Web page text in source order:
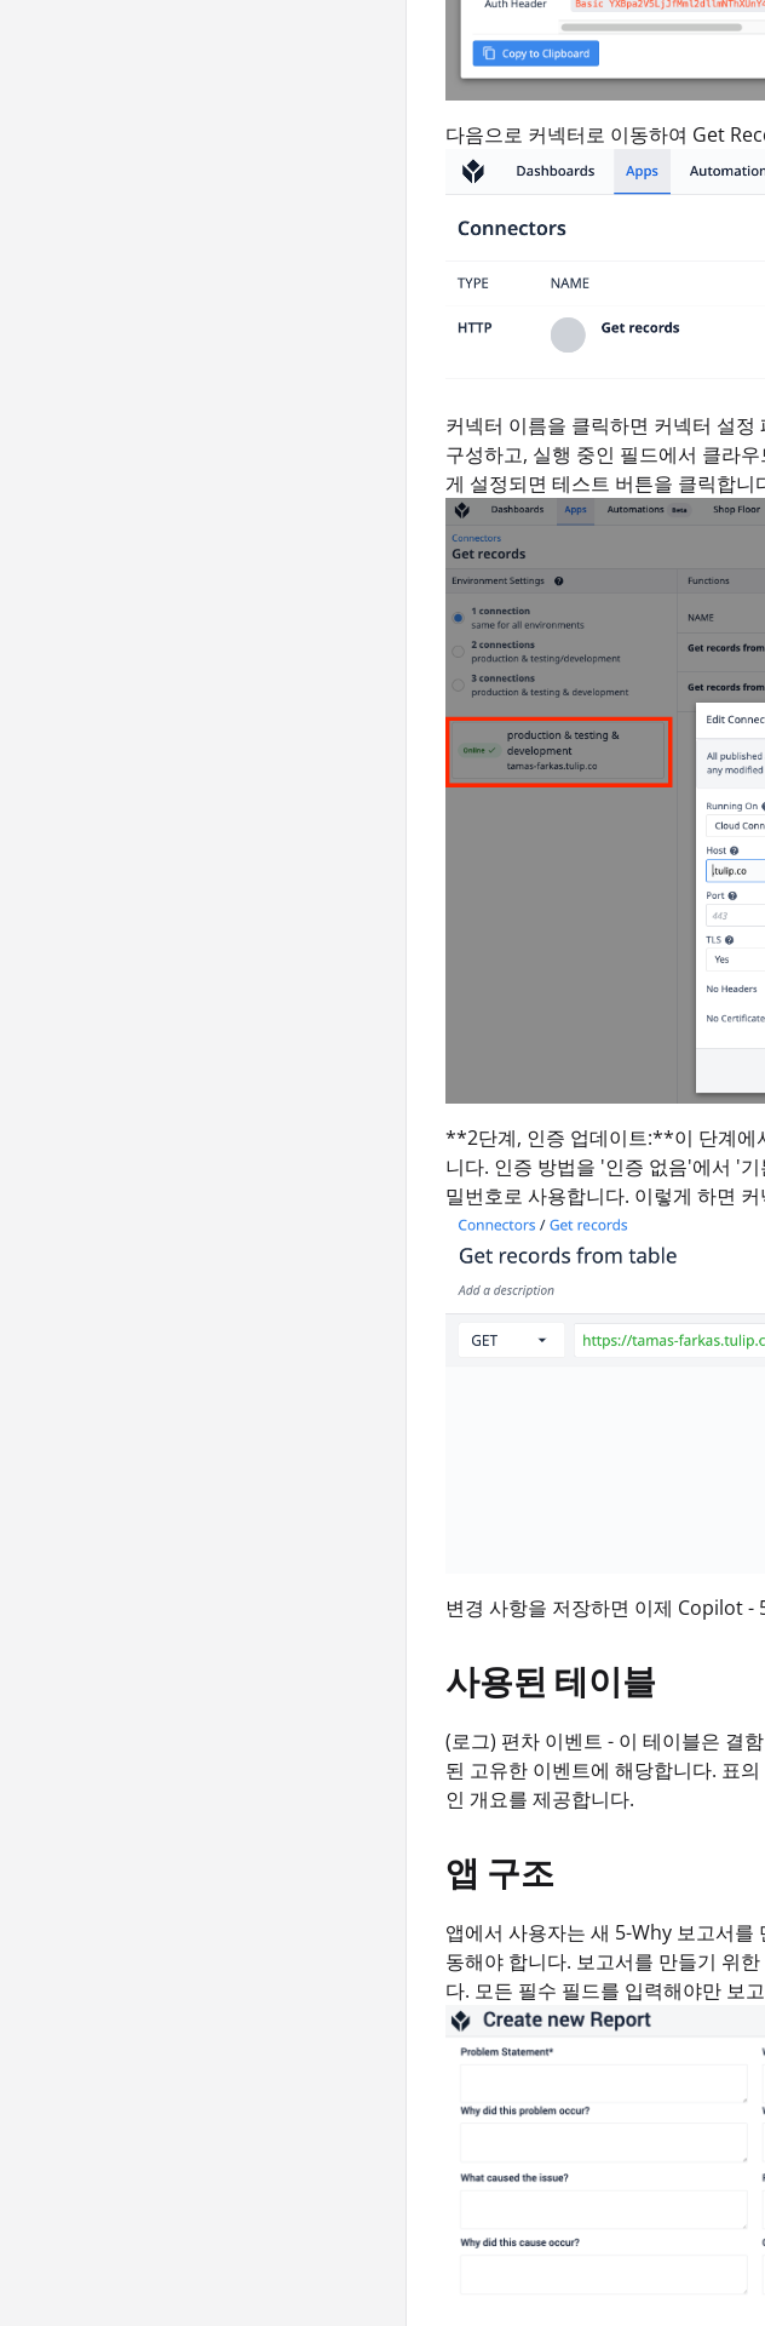
다음으로 커넥터로 이동하여 Get
커넥터 이름을 클릭하면 커넥터 설
구성하고, 실행 중인 필드에서 클라
게 설정되면 테스트 버튼을 클릭합
**2단계, 인증 업데이트:**이 단계에
니다. 인증 방법을 '인증 없음'에서 '
밀번호로 사용합니다. 이렇게 하면
변경 사항을 저장하면 이제 Copilot -
사용된 테이블
(로그) 편차 이벤트 - 이 테이블은 결
된 고유한 이벤트에 해당합니다. 표
인 개요를 제공합니다.
앱 구조
앱에서 사용자는 새 5-Why 보고서를
동해야 합니다. 보고서를 만들기 위
다. 모든 필수 필드를 입력해야만 보